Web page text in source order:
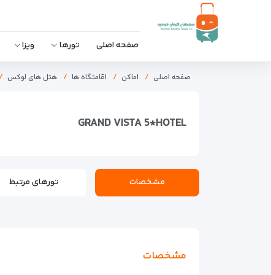
صفحه اصلی تورها ویزا
صفحه اصلی اماکن اقامتگاه ها هتل های لوکس
GRAND VISTA 5*HOTEL
مشخصات تورهای مرتبط
مشخصات